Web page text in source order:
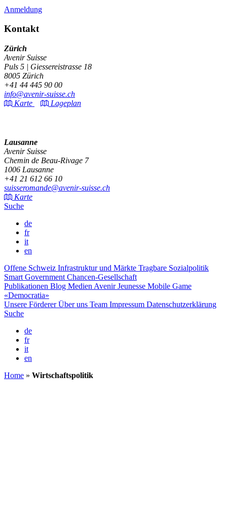
Anmeldung
Kontakt
Zürich
Avenir Suisse
Puls 5 | Giessereistrasse 18
8005 Zürich
+41 44 445 90 00
info@avenir-suisse.ch
Karte
Lageplan
Lausanne
Avenir Suisse
Chemin de Beau-Rivage 7
1006 Lausanne
+41 21 612 66 10
suisseromande@avenir-suisse.ch
Karte
Suche
de
fr
it
en
Offene Schweiz Infrastruktur und Märkte Tragbare Sozialpolitik
Smart Government Chancen-Gesellschaft
Publikationen Blog Medien Avenir Jeunesse Mobile Game
«Democratia»
Unsere FördererÜber uns Team Impressum Datenschutzerklärung
Suche
de
fr
it
en
Home » Wirtschaftspolitik